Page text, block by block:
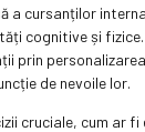
a cursanților
cognitive și
prin
de nevoile lor.
cruciale, cum ar